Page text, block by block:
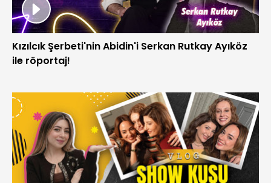
Kızılcık Şerbeti'nin Abidin'i Serkan Rutkay Ayıköz
ile röportaj!